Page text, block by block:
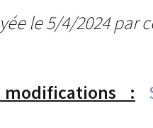
le 5/4/2024 par
: